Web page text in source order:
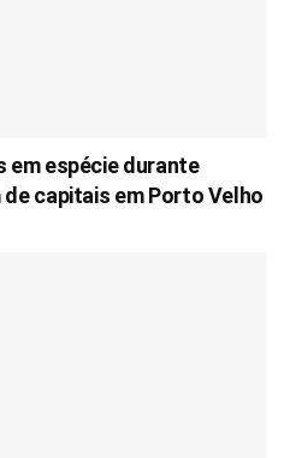
em espécie durante
capitais em Porto Velho